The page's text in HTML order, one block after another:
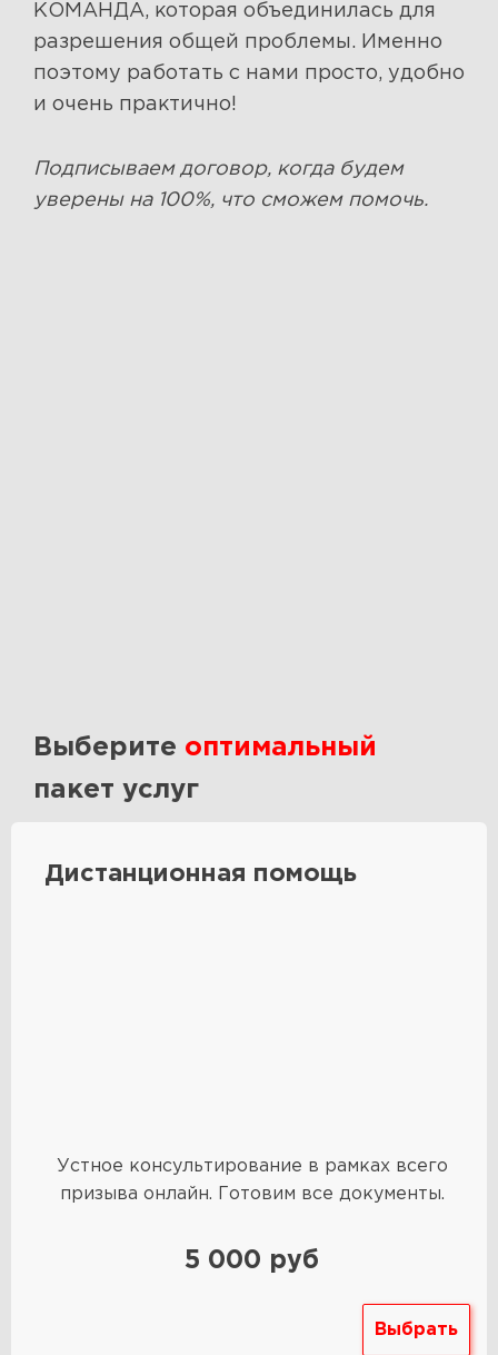
КОМАНДА, которая объединилась для
разрешения общей проблемы. Именно
поэтому работать с нами просто, удобно
и очень практично!
Подписываем договор, когда будем
уверены на 100%, что сможем помочь.
Выберите оптимальный
пакет услуг
Дистанционная помощь
Устное консультирование в рамках всего
призыва онлайн. Готовим все документы.
5 000 руб
Выбрать